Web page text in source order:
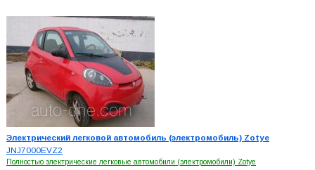
Электрический легковой автомобиль (электромобиль) Zotye
JNJ7000EVZ2
Полностью электрические легковые автомобили (электромобили) Zotye